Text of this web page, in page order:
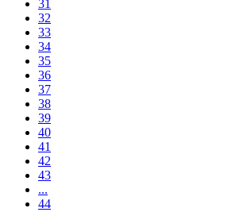
31
32
33
34
35
36
37
38
39
40
41
42
43
...
44